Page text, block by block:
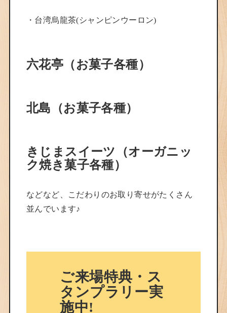
・台湾烏龍茶(シャンピンウーロン)
六花亭（お菓子各種）
北島（お菓子各種）
きじまスイーツ（オーガニッ
ク焼き菓子各種）
などなど、こだわりのお取り寄せがたくさん
並んでいます♪
ご来場特典・ス
タンプラリー実
施中!